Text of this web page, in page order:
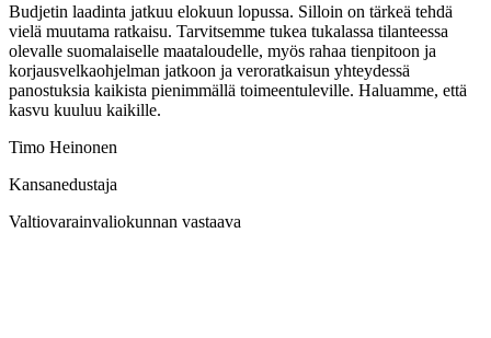
Budjetin laadinta jatkuu elokuun lopussa. Silloin on tärkeä tehdä
vielä muutama ratkaisu. Tarvitsemme tukea tukalassa tilanteessa
olevalle suomalaiselle maataloudelle, myös rahaa tienpitoon ja
korjausvelkaohjelman jatkoon ja veroratkaisun yhteydessä
panostuksia kaikista pienimmällä toimeentuleville. Haluamme, että
kasvu kuuluu kaikille.
Timo Heinonen
Kansanedustaja
Valtiovarainvaliokunnan vastaava